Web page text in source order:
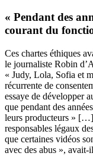
« Pendant des
courant du
Ces chartes éthiques
le journaliste Robin
« Judy, Lola, Sofia et
récurrente de
essaye de développer
que pendant des
leurs producteurs »
responsables légaux
que certaines vidéos
avec des abus », avait-